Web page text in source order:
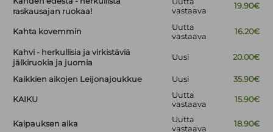
raskausajan ruokaa!
vastaava
19.90€
Kahta kovemmin
Uutta
vastaava
16.20€
Kahvi - herkullisia ja virkistäviä
jälkiruokia ja juomia
Uusi 20.00€
Kaikkien aikojen Leijonajoukkue Uusi 35.90€
KAIKU
Uutta
vastaava
15.90€
Kaipauksen aika
Uutta
vastaava
18.90€